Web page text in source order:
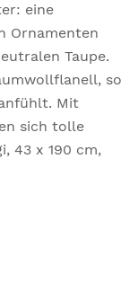
eine
Ornamenten
Taupe.
so
Mit
sich tolle
43 x 190 cm,